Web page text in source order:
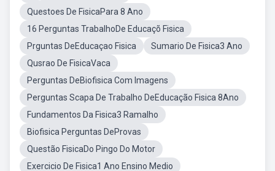
Questoes De FisicaPara 8 Ano
16 Perguntas TrabalhoDe Educaçõ Fisica
Prguntas DeEducaçao Fisica
Sumario De Fisica3 Ano
Qusrao De FisicaVaca
Perguntas DeBiofisica Com Imagens
Perguntas Scapa De Trabalho DeEducação Fisica 8Ano
Fundamentos Da Fisica3 Ramalho
Biofisica Perguntas DeProvas
Questão FisicaDo Pingo Do Motor
Exercicio De Fisica1 Ano Ensino Medio